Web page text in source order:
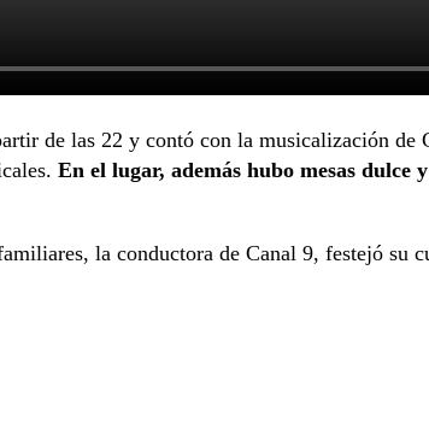
de las 22 y contó con la musicalización
En el lugar, además hubo mesas dulce
la conductora de Canal 9, festejó su